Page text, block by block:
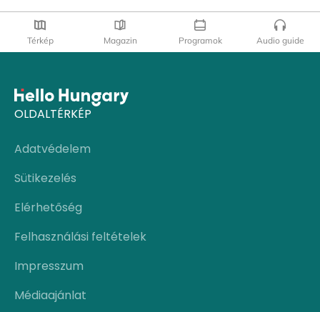
Térkép Magazin Programok Audio guide
OLDALTÉRKÉP
Adatvédelem
Sütikezelés
Elérhetőség
Felhasználási feltételek
Impresszum
Médiaajánlat